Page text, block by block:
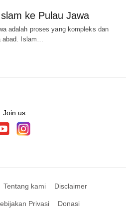
ke Pulau Jawa
adalah proses yang kompleks dan
abad. Islam…
Join us
Tentang kami Disclaimer
Privasi Donasi